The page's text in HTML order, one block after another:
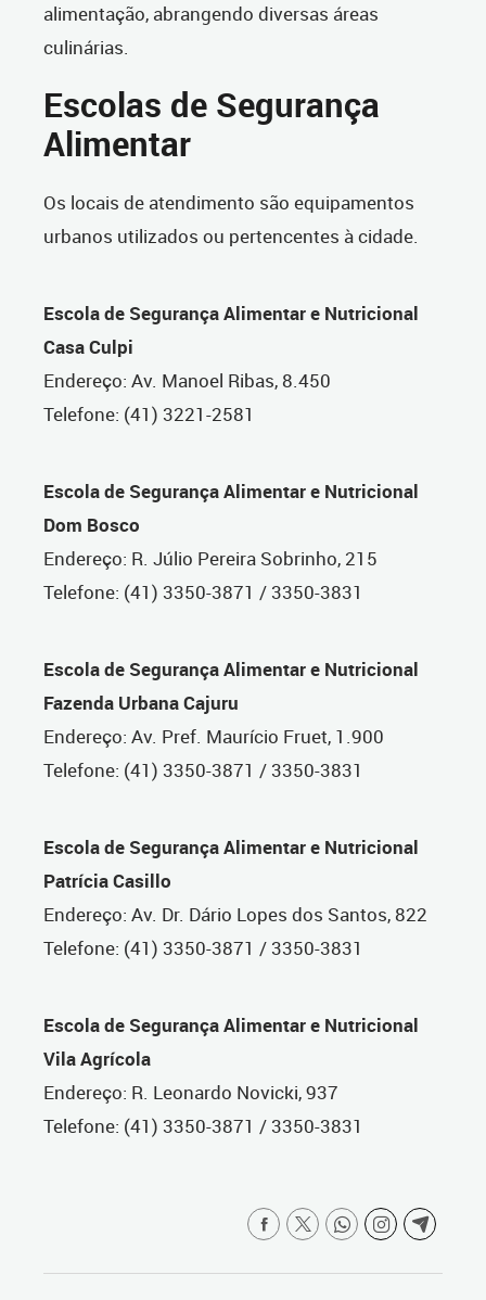
alimentação, abrangendo diversas áreas
culinárias.
Escolas de Segurança
Alimentar
Os locais de atendimento são equipamentos
urbanos utilizados ou pertencentes à cidade.
Escola de Segurança Alimentar e Nutricional
Casa Culpi
Endereço: Av. Manoel Ribas, 8.450
Telefone: (41) 3221-2581
Escola de Segurança Alimentar e Nutricional
Dom Bosco
Endereço: R. Júlio Pereira Sobrinho, 215
Telefone: (41) 3350-3871 / 3350-3831
Escola de Segurança Alimentar e Nutricional
Fazenda Urbana Cajuru
Endereço: Av. Pref. Maurício Fruet, 1.900
Telefone: (41) 3350-3871 / 3350-3831
Escola de Segurança Alimentar e Nutricional
Patrícia Casillo
Endereço: Av. Dr. Dário Lopes dos Santos, 822
Telefone: (41) 3350-3871 / 3350-3831
Escola de Segurança Alimentar e Nutricional
Vila Agrícola
Endereço: R. Leonardo Novicki, 937
Telefone: (41) 3350-3871 / 3350-3831